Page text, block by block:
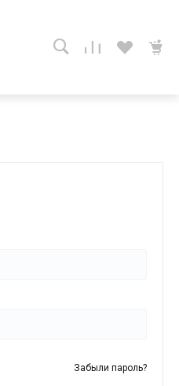
Забыли пароль?